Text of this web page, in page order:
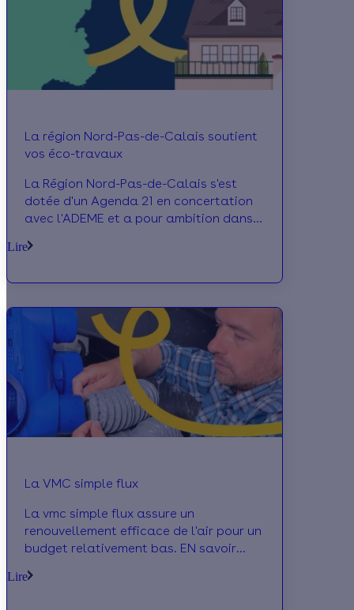
La région Nord-Pas-de-Calais soutient
vos éco-travaux
La Région Nord-Pas-de-Calais s'est
dotée d'un Agenda 21 en concertation
avec l'ADEME et a pour ambition dans
des consommations énergétiques.
Lire
La VMC simple flux
La vmc simple flux assure un
renouvellement efficace de l'air pour un
budget relativement bas. EN savoir
Lire